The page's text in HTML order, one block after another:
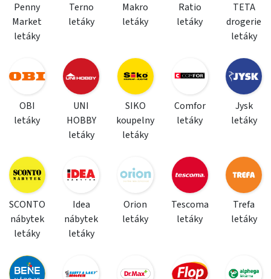
Penny
Market
letáky
Terno
letáky
Makro
letáky
Ratio
letáky
TETA
drogerie
letáky
OBI
letáky
UNI
HOBBY
letáky
SIKO
koupelny
letáky
Comfor
letáky
Jysk
letáky
SCONTO
nábytek
letáky
Idea
nábytek
letáky
Orion
letáky
Tescoma
letáky
Trefa
letáky